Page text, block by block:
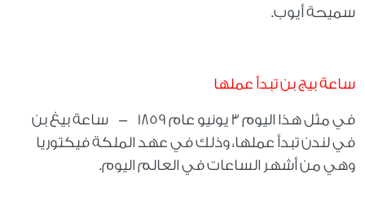
سميحة أيوب.
ساعة بيج بن تبدأ عملها
في مثل هذا اليوم 3 يونيو عام 1859 - ساعة بيغ بن
في لندن تبدأ عملها، وذلك في عهد الملكة فيكتوريا
وهي من أشهر الساعات في العالم اليوم.